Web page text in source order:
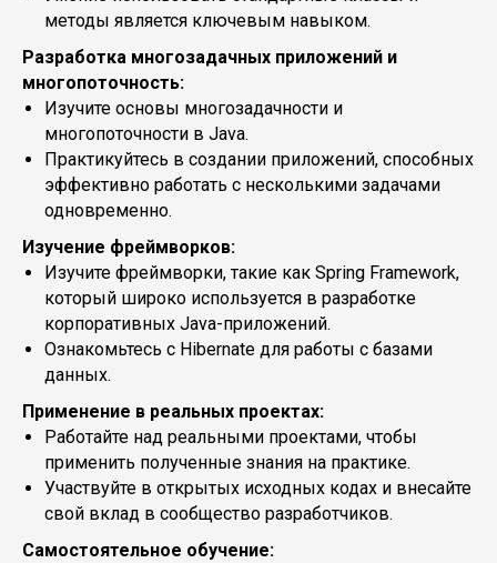
методы является ключевым навыком.
Разработка многозадачных приложений и
многопоточность:
Изучите основы многозадачности и
многопоточности в Java.
Практикуйтесь в создании приложений, способных
эффективно работать с несколькими задачами
одновременно.
Изучение фреймворков:
Изучите фреймворки, такие как Spring Framework,
который широко используется в разработке
корпоративных Java-приложений.
Ознакомьтесь с Hibernate для работы с базами
данных.
Применение в реальных проектах:
Работайте над реальными проектами, чтобы
применить полученные знания на практике.
Участвуйте в открытых исходных кодах и внесайте
свой вклад в сообщество разработчиков.
Самостоятельное обучение: